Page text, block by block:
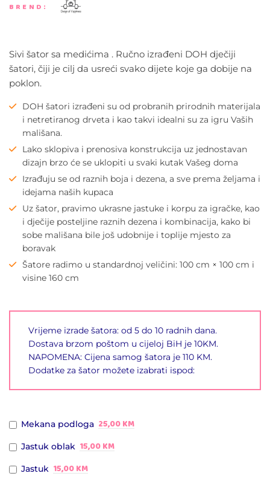
BREND:
Sivi šator sa medićima . Ručno izrađeni DOH dječiji
šatori, čiji je cilj da usreći svako dijete koje ga dobije na
poklon.
DOH šatori izrađeni su od probranih prirodnih materijala
i netretiranog drveta i kao takvi idealni su za igru Vaših
mališana.
Lako sklopiva i prenosiva konstrukcija uz jednostavan
dizajn brzo će se uklopiti u svaki kutak Vašeg doma
Izrađuju se od raznih boja i dezena, a sve prema željama i
idejama naših kupaca
Uz šator, pravimo ukrasne jastuke i korpu za igračke, kao
i dječije posteljine raznih dezena i kombinacija, kako bi
sobe mališana bile još udobnije i toplije mjesto za
boravak
Šatore radimo u standardnoj veličini: 100 cm × 100 cm i
visine 160 cm
Vrijeme izrade šatora: od 5 do 10 radnih dana.
Dostava brzom poštom u cijeloj BiH je 10KM.
NAPOMENA: Cijena samog šatora je 110 KM.
Dodatke za šator možete izabrati ispod:
Mekana podloga 25,00 KM
Jastuk oblak 15,00 KM
Jastuk 15,00 KM